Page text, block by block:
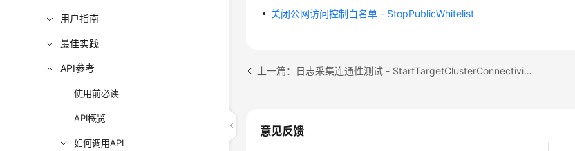
用户指南
最佳实践
API参考
使用前必读
API概览
如何调用API
关闭公网访问控制白名单 - StopPublicWhitelist
上一篇：日志采集连通性测试 - StartTargetClusterConnectivityTest
意见反馈